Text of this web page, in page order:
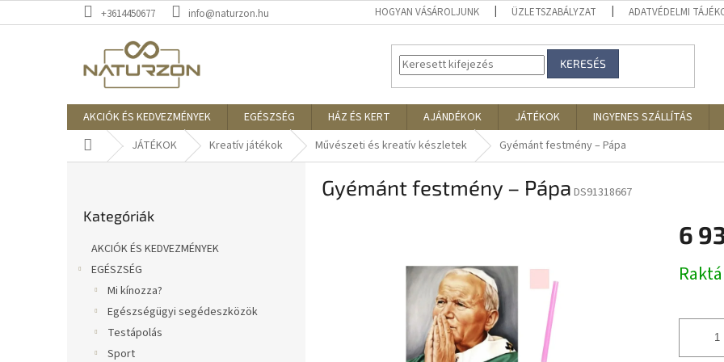
a
+3614450677 info@naturzon.hu HOGYAN VÁSÁROLJUNK ÜZLETSZABÁLYZAT ADATVÉDELMI
KERESÉS
AKCIÓK ÉS KEDVEZMÉNYEK EGÉSZSÉG HÁZ ÉS KERT AJÁNDÉKOK JÁTÉKOK INGYENES SZÁLLÍTÁS
KezdőlapJÁTÉKOK Kreatív játékok Művészeti és kreatív készletek Gyémánt festmény – Pápa
átugrása
Kategóriák
AKCIÓK ÉS KEDVEZMÉNYEK
EGÉSZSÉG
Mi kínozza?
Egészségügyi segédeszközök
Testápolás
Sport
Gyémánt festmény – Pápa DS91318667
6